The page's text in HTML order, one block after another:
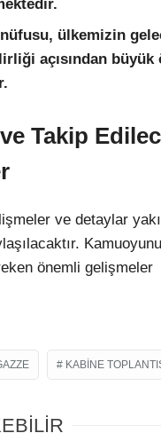
ülkemizin
açısından büyük
Takip
ve detaylar
önemli gelişmeler
KABINE